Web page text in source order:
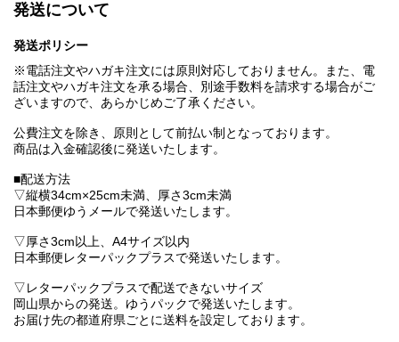
発送について
発送ポリシー
※電話注文やハガキ注文には原則対応しておりません。また、電
話注文やハガキ注文を承る場合、別途手数料を請求する場合がご
ざいますので、あらかじめご了承ください。
公費注文を除き、原則として前払い制となっております。
商品は入金確認後に発送いたします。
■配送方法
▽縦横34cm×25cm未満、厚さ3cm未満
日本郵便ゆうメールで発送いたします。
▽厚さ3cm以上、A4サイズ以内
日本郵便レターパックプラスで発送いたします。
▽レターパックプラスで配送できないサイズ
岡山県からの発送。ゆうパックで発送いたします。
お届け先の都道府県ごとに送料を設定しております。